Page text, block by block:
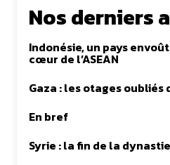
Nos derniers
Indonésie, un pays
cœur de l’ASEAN
Gaza : les otages oubliés
En bref
Syrie : la fin de la